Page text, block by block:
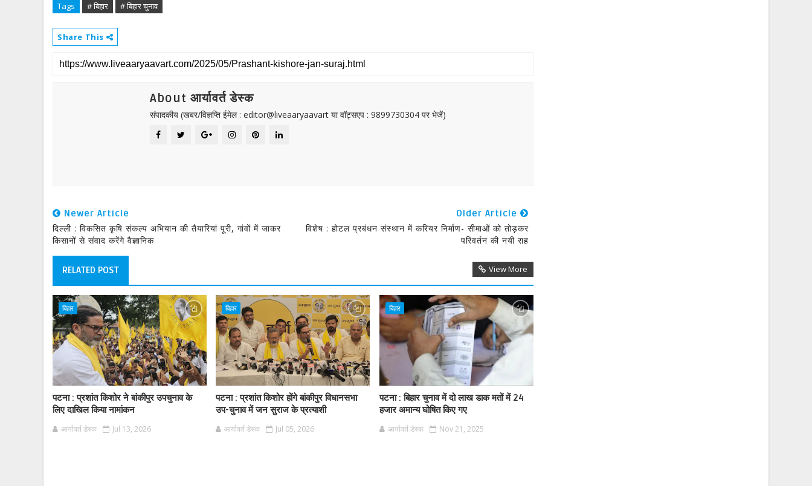
Tags # बिहार # बिहार चुनाव
Share This
About आर्यावर्त डेस्क
संपादकीय (खबर/विज्ञप्ति ईमेल : editor@liveaaryaavart या वॉट्सएप : 9899730304 पर भेजें)
Newer Article
दिल्ली : विकसित कृषि संकल्प अभियान की तैयारियां पूरी, गांवों में जाकर
किसानों से संवाद करेंगे वैज्ञानिक
Older Article
विशेष : होटल प्रबंधन संस्थान में करियर निर्माण- सीमाओं को तोड़कर
परिवर्तन की नयी राह
RELATED POST View More
बिहार
पटना : प्रशांत किशोर ने बांकीपुर उपचुनाव के
लिए दाखिल किया नामांकन
आर्यावर्त डेस्क Jul 13, 2026
बिहार
पटना : प्रशांत किशोर होंगे बांकीपुर विधानसभा
उप-चुनाव में जन सुराज के प्रत्याशी
आर्यावर्त डेस्क Jul 05, 2026
बिहार
पटना : बिहार चुनाव में दो लाख डाक मतों में 24
हजार अमान्य घोषित किए गए
आर्यावर्त डेस्क Nov 21, 2025